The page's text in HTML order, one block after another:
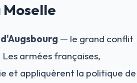
Moselle
— le grand conflit
armées françaises,
et appliquèrent la politique de